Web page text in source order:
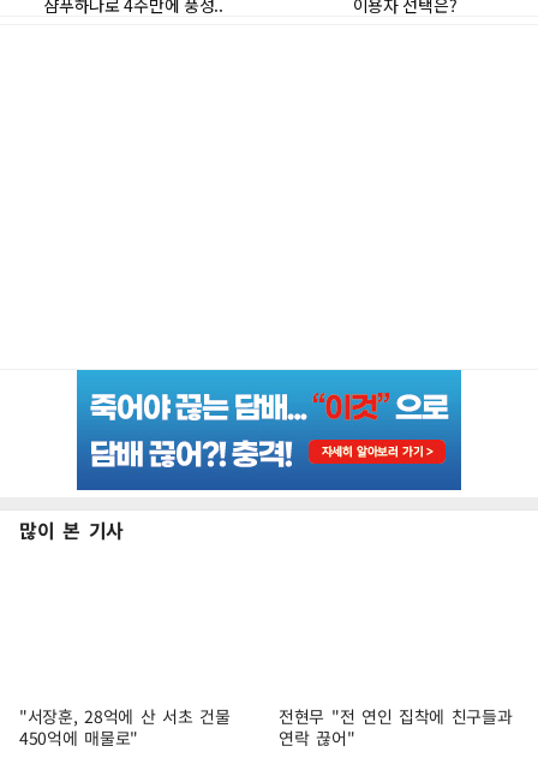
많이 본 기사
"서장훈, 28억에 산 서초 건물
450억에 매물로"
전현무 "전 연인 집착에 친구들과
연락 끊어"